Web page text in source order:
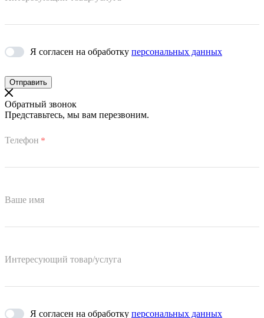
Я согласен на обработку персональных данных
Обратный звонок
Представьтесь, мы вам перезвоним.
Телефон *
Ваше имя
Интересующий товар/услуга
Я согласен на обработку персональных данных